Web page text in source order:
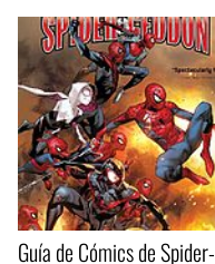
Guía de Cómics de Spider-